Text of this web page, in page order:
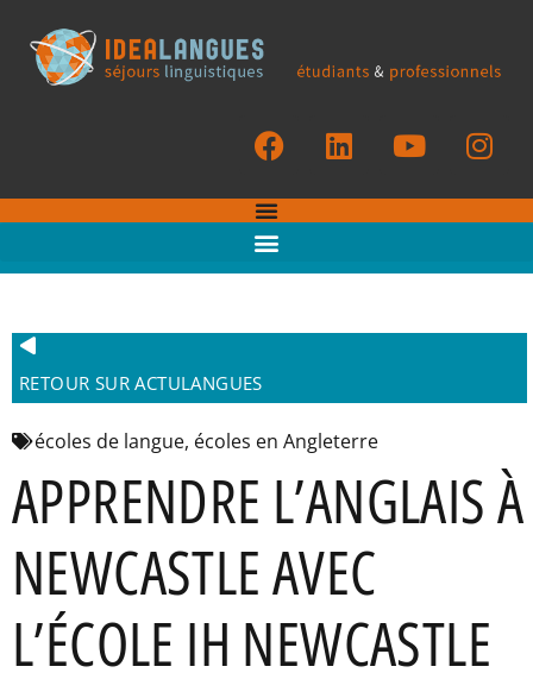
RETOUR SUR ACTULANGUES
écoles de langue, écoles en Angleterre
APPRENDRE L’ANGLAIS À
NEWCASTLE AVEC
L’ÉCOLE IH NEWCASTLE